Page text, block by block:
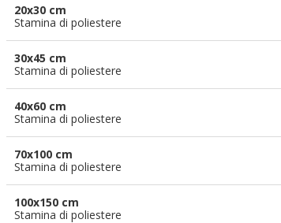
20x30 cm
Stamina di poliestere
30x45 cm
Stamina di poliestere
40x60 cm
Stamina di poliestere
70x100 cm
Stamina di poliestere
100x150 cm
Stamina di poliestere